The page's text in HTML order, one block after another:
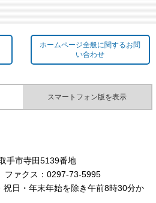
ホームページ全般に関するお問
い合わせ
スマートフォン版を表示
手市寺田5139番地
ァクス：0297-73-5995
祝日・年末年始を除き午前8時30分か